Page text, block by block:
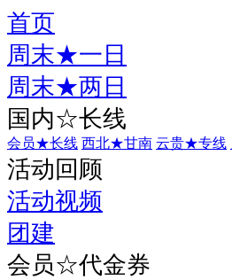
首页
周末★一日
周末★两日
国内☆长线
会员★长线 西北★甘南 云贵★专线
活动回顾
活动视频
团建
会员☆代金券